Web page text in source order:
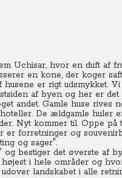
Uchisar, hvor en duft af
en kone, der koger
husene er rigt udsmykket.
af byen og her er det
andet. Gamle huse rives
De ældgamle huler
Nyt kommer til. Oppe på
er forretninger og
og sager".
og bestiger det øverste af
i hele områder og
landskabet i alle